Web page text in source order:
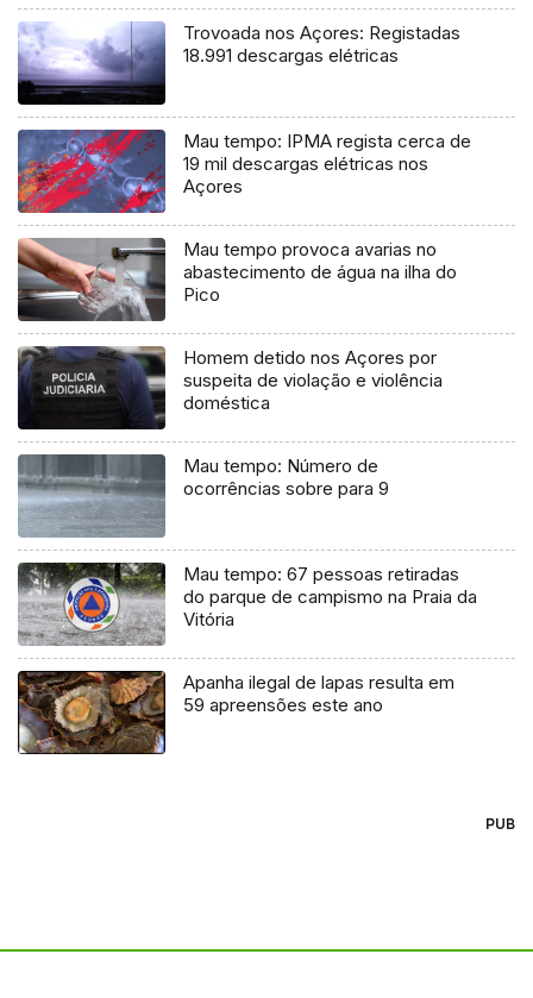
Trovoada nos Açores: Registadas
18.991 descargas elétricas
Mau tempo: IPMA regista cerca de
19 mil descargas elétricas nos
Açores
Mau tempo provoca avarias no
abastecimento de água na ilha do
Pico
Homem detido nos Açores por
suspeita de violação e violência
doméstica
Mau tempo: Número de
ocorrências sobre para 9
Mau tempo: 67 pessoas retiradas
do parque de campismo na Praia da
Vitória
Apanha ilegal de lapas resulta em
59 apreensões este ano
PUB